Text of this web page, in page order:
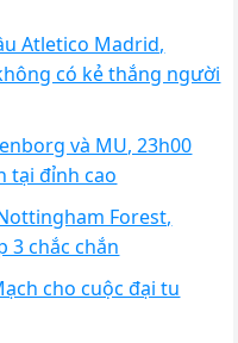
Atletico Madrid,
có kẻ thắng người
và MU, 23h00
tại đỉnh cao
Forest,
3 chắc chắn
cho cuộc đại tu